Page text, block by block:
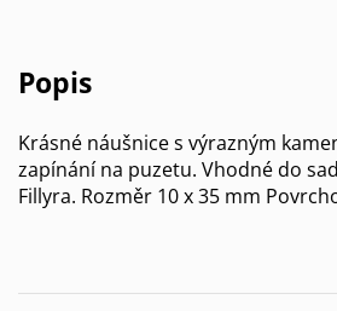
Popis
Krásné náušnice s výrazným
zapínání na puzetu. Vhodné do
Fillyra. Rozměr 10 x 35 mm